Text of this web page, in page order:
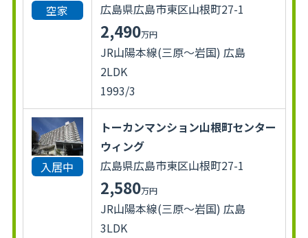
空家
広島県広島市東区山根町27-1
2,490万円
JR山陽本線(三原～岩国) 広島
2LDK
1993/3
入居中
トーカンマンション山根町センター
ウィング
広島県広島市東区山根町27-1
2,580万円
JR山陽本線(三原～岩国) 広島
3LDK